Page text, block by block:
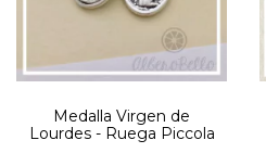
Medalla Virgen de
Lourdes - Ruega Piccola